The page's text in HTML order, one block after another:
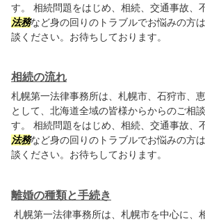
す。 相続問題をはじめ、相続、交通事故、
法務など身の回りのトラブルでお悩みの方
談ください。お待ちしております。
相続の流れ
札幌第一法律事務所は、札幌市、石狩市、
として、北海道全域の皆様からからのご相
す。 相続問題をはじめ、相続、交通事故、
法務など身の回りのトラブルでお悩みの方
談ください。お待ちしております。
離婚の種類と手続き
札幌第一法律事務所は、札幌市を中心に、